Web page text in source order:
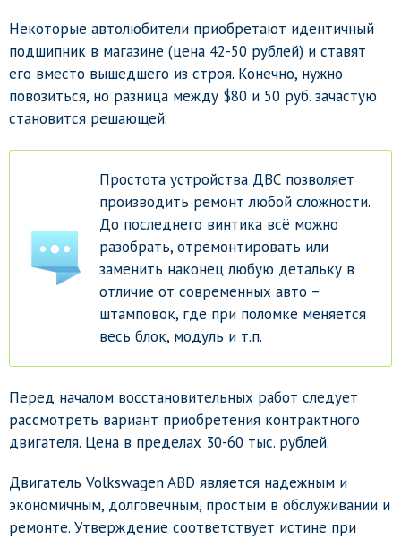
Некоторые автолюбители приобретают идентичный
подшипник в магазине (цена 42-50 рублей) и ставят
его вместо вышедшего из строя. Конечно, нужно
повозиться, но разница между $80 и 50 руб. зачастую
становится решающей.
Простота устройства ДВС позволяет
производить ремонт любой сложности.
До последнего винтика всё можно
разобрать, отремонтировать или
заменить наконец любую детальку в
отличие от современных авто –
штамповок, где при поломке меняется
весь блок, модуль и т.п.
Перед началом восстановительных работ следует
рассмотреть вариант приобретения контрактного
двигателя. Цена в пределах 30-60 тыс. рублей.
Двигатель Volkswagen ABD является надежным и
экономичным, долговечным, простым в обслуживании и
ремонте. Утверждение соответствует истине при